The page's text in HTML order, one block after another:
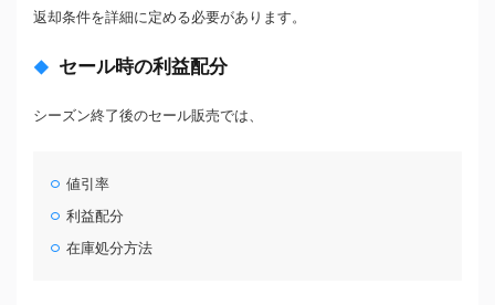
返却条件を詳細に定める必要があります。
セール時の利益配分
シーズン終了後のセール販売では、
値引率
利益配分
在庫処分方法